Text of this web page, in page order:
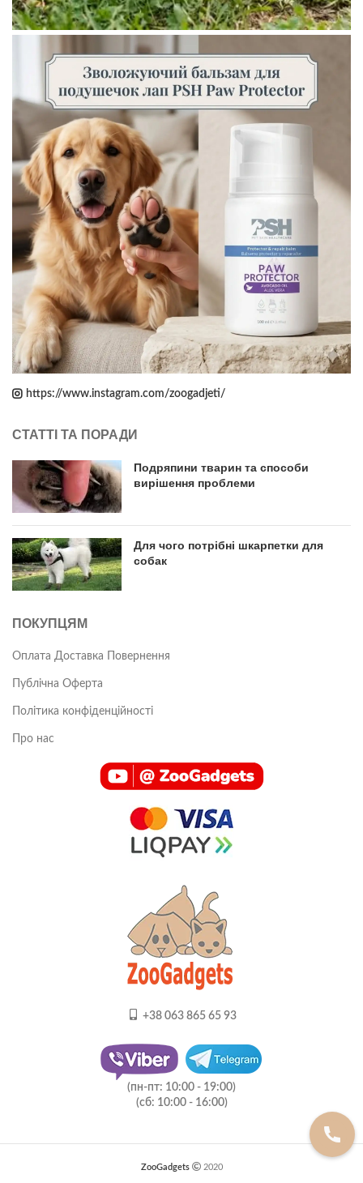
https://www.instagram.com/zoogadjeti/
СТАТТІ ТА ПОРАДИ
Подряпини тварин та способи
вирішення проблеми
Для чого потрібні шкарпетки для
собак
ПОКУПЦЯМ
Оплата Доставка Повернення
Публічна Оферта
Політика конфіденційності
Про нас
+38 063 865 65 93
(пн-пт: 10:00 - 19:00)
(сб: 10:00 - 16:00)
ZooGadgets 2020